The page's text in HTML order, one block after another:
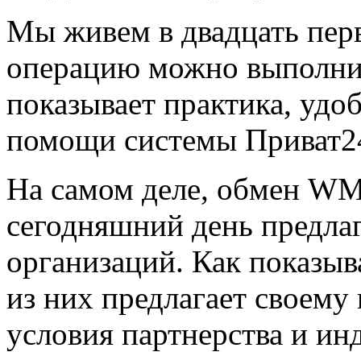
Мы живем в двадцать
операцию можно
показывает практика,
помощи системы
На самом деле, обмен
сегодняшний день
организаций. Как
из них предлагает
условия партнерства и